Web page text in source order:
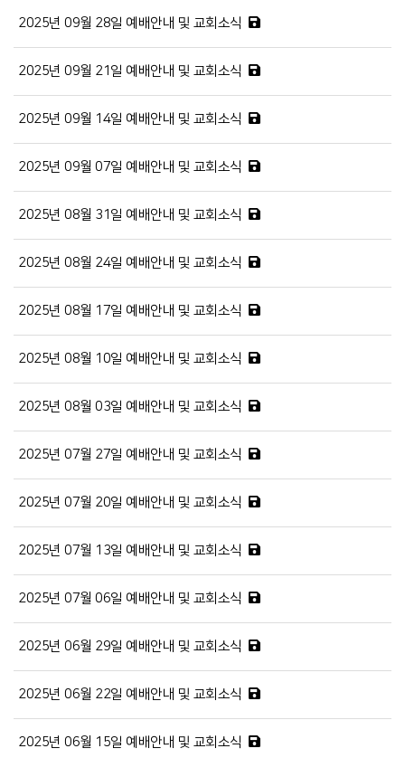
2025년 09월 28일 예배안내 및 교회소식
2025년 09월 21일 예배안내 및 교회소식
2025년 09월 14일 예배안내 및 교회소식
2025년 09월 07일 예배안내 및 교회소식
2025년 08월 31일 예배안내 및 교회소식
2025년 08월 24일 예배안내 및 교회소식
2025년 08월 17일 예배안내 및 교회소식
2025년 08월 10일 예배안내 및 교회소식
2025년 08월 03일 예배안내 및 교회소식
2025년 07월 27일 예배안내 및 교회소식
2025년 07월 20일 예배안내 및 교회소식
2025년 07월 13일 예배안내 및 교회소식
2025년 07월 06일 예배안내 및 교회소식
2025년 06월 29일 예배안내 및 교회소식
2025년 06월 22일 예배안내 및 교회소식
2025년 06월 15일 예배안내 및 교회소식